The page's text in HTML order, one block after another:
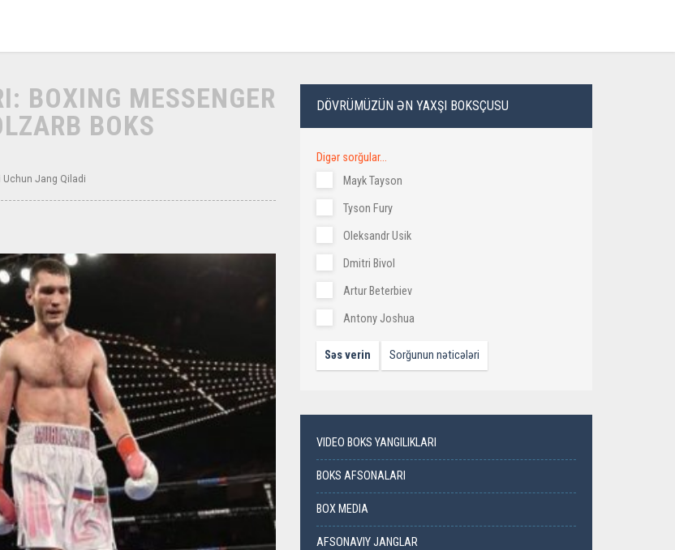
BOXING MESSENGER
BOKS
Uchun Jang Qiladi
DÖVRÜMÜZÜN ƏN YAXŞI BOKSÇUSU
Digər sorğular...
Mayk Tayson
Tyson Fury
Oleksandr Usik
Dmitri Bivol
Artur Beterbiev
Antony Joshua
Səs verin Sorğunun nəticələri
VIDEO BOKS YANGILIKLARI
BOKS AFSONALARI
BOX MEDIA
AFSONAVIY JANGLAR